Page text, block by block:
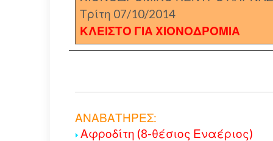
Τρίτη 07/10/2014
ΚΛΕΙΣΤΟ ΓΙΑ ΧΙΟΝΟΔΡΟΜΙΑ
ΑΝΑΒΑΤΗΡΕΣ:
Αφροδίτη (8-θέσιος Εναέριος)